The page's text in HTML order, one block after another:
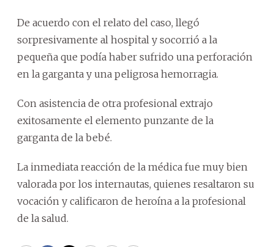
De acuerdo con el relato del caso, llegó
sorpresivamente al hospital y socorrió a la
pequeña que podía haber sufrido una perforación
en la garganta y una peligrosa hemorragia.
Con asistencia de otra profesional extrajo
exitosamente el elemento punzante de la
garganta de la bebé.
La inmediata reacción de la médica fue muy bien
valorada por los internautas, quienes resaltaron su
vocación y calificaron de heroína a la profesional
de la salud.